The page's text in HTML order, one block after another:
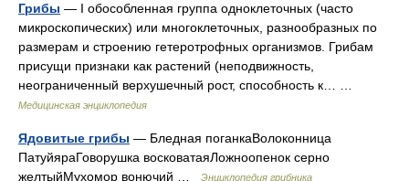
Грибы — I обособленная группа одноклеточных (часто
микроскопических) или многоклеточных, разнообразных по
размерам и строению гетеротрофных организмов. Грибам
присущи признаки как растений (неподвижность,
неограниченный верхушечный рост, способность к… …
Медицинская энциклопедия
Ядовитые грибы — Бледная поганкаВолоконница
ПатуйяраГоворушка восковатаяЛожноопенок серно
желтыйМухомор вонючий …
Энциклопедия грибника